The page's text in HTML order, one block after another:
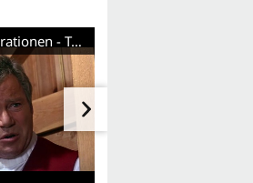
Star Trek VII: Treffen der Generationen - Trailer (Deutsch) HD